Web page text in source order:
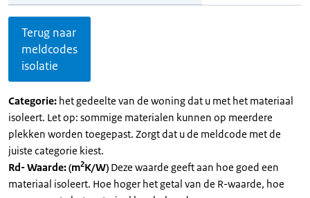
Terug naar
meldcodes
isolatie
Categorie: het gedeelte van de woning dat u met het materiaal
isoleert. Let op: sommige materialen kunnen op meerdere
plekken worden toegepast. Zorgt dat u de meldcode met de
juiste categorie kiest.
Rd- Waarde: (m2K/W) Deze waarde geeft aan hoe goed een
materiaal isoleert. Hoe hoger het getal van de R-waarde, hoe